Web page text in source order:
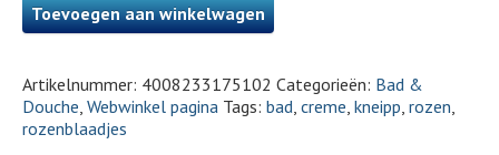
Toevoegen aan winkelwagen
Artikelnummer: 4008233175102 Categorieën: Bad &
Douche Webwinkel pagina Tags: bad creme kneipp rozen
rozenblaadjes